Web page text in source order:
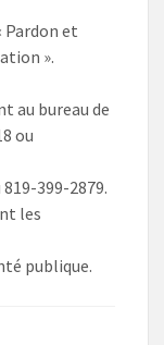
Pardon et
».
au bureau de
ou
399-2879.
les
publique.